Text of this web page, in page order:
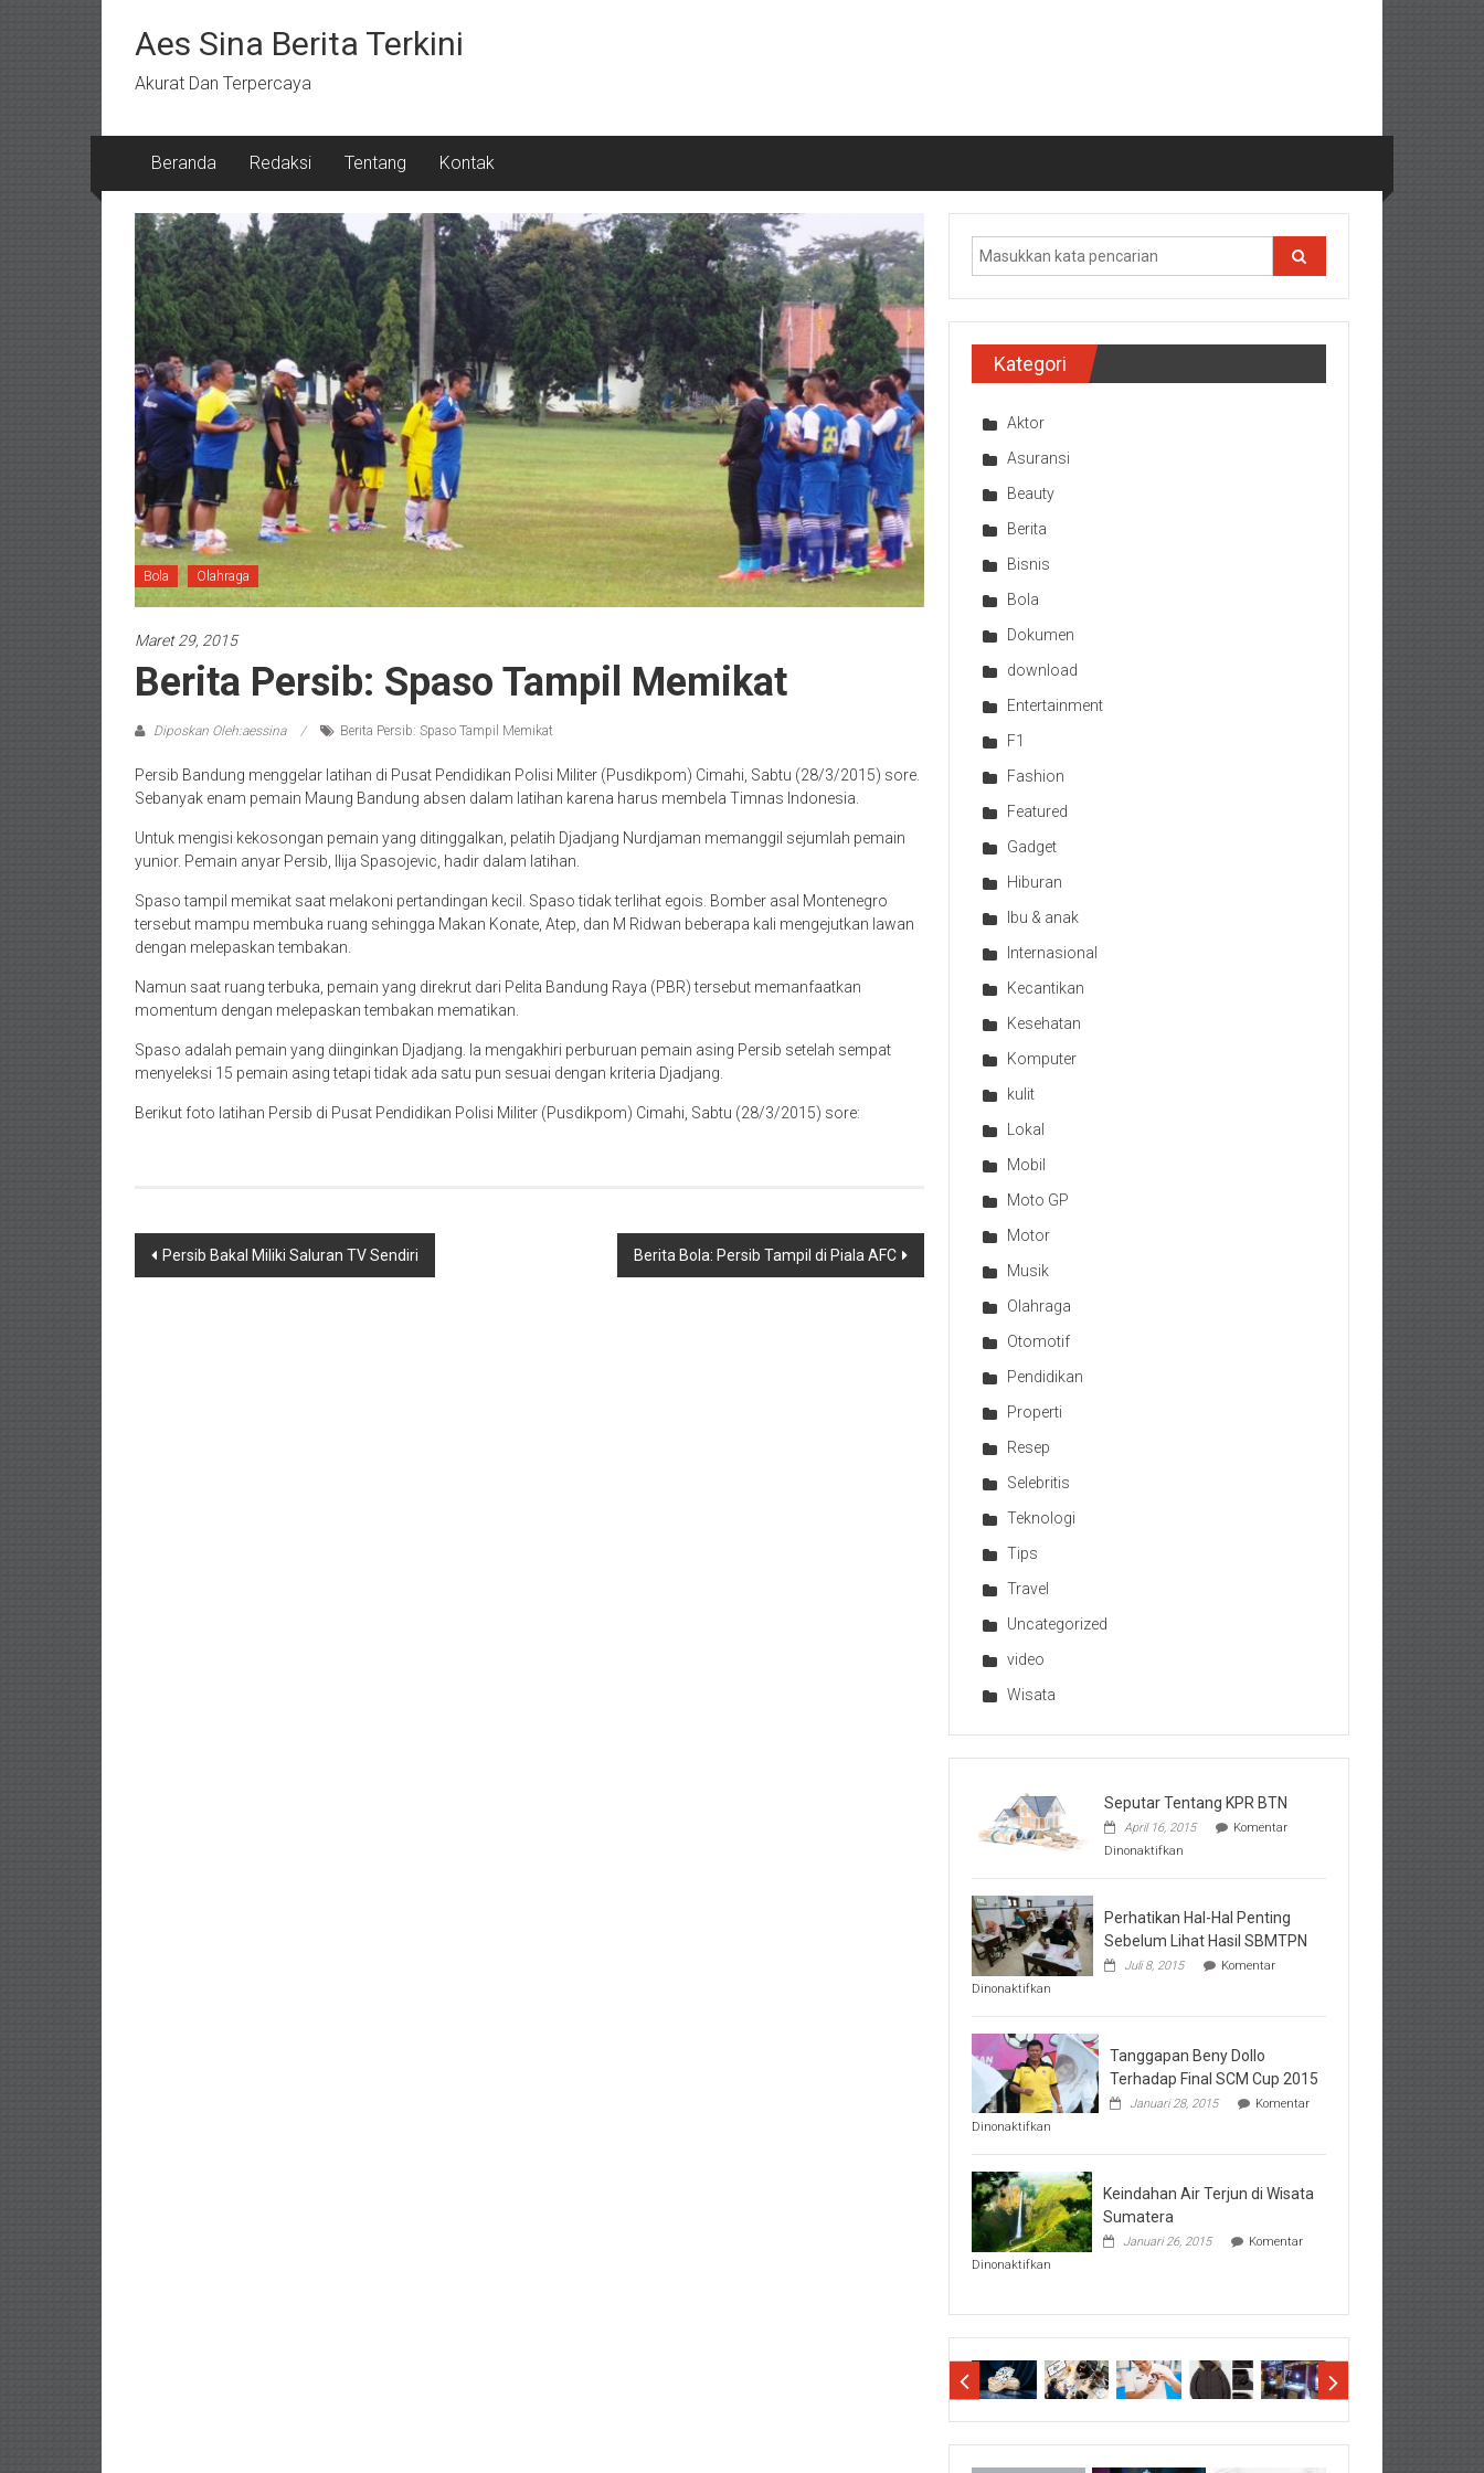
kontenAes Sina Berita Terkini
Akurat Dan Terpercaya
Beranda Redaksi Tentang Kontak
Bola Olahraga
Maret 29, 2015
Berita Persib: Spaso Tampil Memikat
Diposkan Oleh:aessina Berita Persib: Spaso Tampil Memikat
Persib Bandung menggelar latihan di Pusat Pendidikan Polisi Militer (Pusdikpom) Cimahi, Sabtu (28/3/2015) sore.
Sebanyak enam pemain Maung Bandung absen dalam latihan karena harus membela Timnas Indonesia.
Untuk mengisi kekosongan pemain yang ditinggalkan, pelatih Djadjang Nurdjaman memanggil sejumlah pemain
yunior. Pemain anyar Persib, Ilija Spasojevic, hadir dalam latihan.
Spaso tampil memikat saat melakoni pertandingan kecil. Spaso tidak terlihat egois. Bomber asal Montenegro
tersebut mampu membuka ruang sehingga Makan Konate, Atep, dan M Ridwan beberapa kali mengejutkan lawan
dengan melepaskan tembakan.
Namun saat ruang terbuka, pemain yang direkrut dari Pelita Bandung Raya (PBR) tersebut memanfaatkan
momentum dengan melepaskan tembakan mematikan.
Spaso adalah pemain yang diinginkan Djadjang. Ia mengakhiri perburuan pemain asing Persib setelah sempat
menyeleksi 15 pemain asing tetapi tidak ada satu pun sesuai dengan kriteria Djadjang.
Berikut foto latihan Persib di Pusat Pendidikan Polisi Militer (Pusdikpom) Cimahi, Sabtu (28/3/2015) sore:
Navigasi
Persib Bakal Miliki Saluran TV Sendiri Berita Bola: Persib Tampil di Piala AFC
Kategori
Aktor
Asuransi
Beauty
Berita
Bisnis
Bola
Dokumen
download
Entertainment
F1
Fashion
Featured
Gadget
Hiburan
Ibu & anak
Internasional
Kecantikan
Kesehatan
Komputer
kulit
Lokal
Mobil
Moto GP
Motor
Musik
Olahraga
Otomotif
Pendidikan
Properti
Resep
Selebritis
Teknologi
Tips
Travel
Uncategorized
video
Wisata
Seputar Tentang KPR BTN
April 16, 2015
Komentar
Dinonaktifkan
Tentang
BTN
Perhatikan Hal-Hal Penting
Sebelum Lihat Hasil SBMTPN
Juli 8, 2015
Komentar
Dinonaktifkan
Hal-
Hal
Penting
Sebelum
Lihat
Hasil
Tanggapan Beny Dollo
Terhadap Final SCM Cup 2015
Januari 28, 2015
Komentar
Dinonaktifkan
Beny
Dollo
Terhadap
Final
SCM
Cup
Keindahan Air Terjun di Wisata
Sumatera
Januari 26, 2015
Komentar
Dinonaktifkan
Terjun
Sumatera